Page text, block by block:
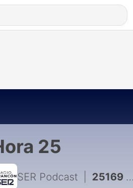
25
SER Podcast 25169 - El día en dos minutos (05/08/2026)